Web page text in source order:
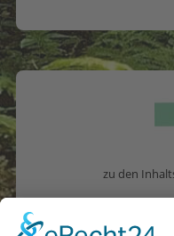
zu den